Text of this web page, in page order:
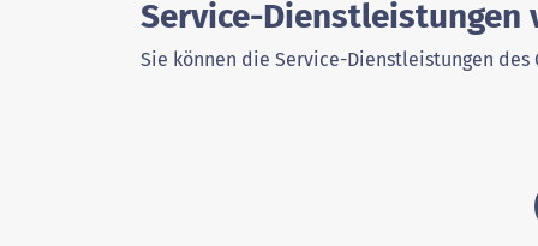
Service-
Sie können die Service-Dienstleistungen des